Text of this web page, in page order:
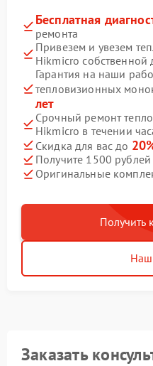
Бесплатная
ремонта
Привезем и увезем
Hikmicro собственной
Гарантия на наши
тепловизионных
лет
Срочный ремонт
Hikmicro в течении
Скидка для вас до
Получите 1500
Оригинальные
Получить
Заказать